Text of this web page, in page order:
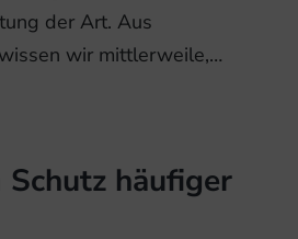
der Art. Aus
wir mittlerweile,…
häufiger